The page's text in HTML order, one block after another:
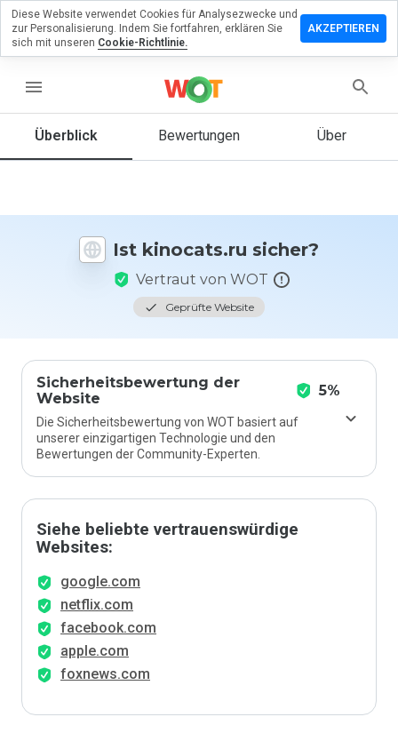
menu
Überblick Bewertungen Über
Ist kinocats.ru sicher?
Vertraut von WOT
Geprüfte Website
Sicherheitsbewertung der
Website
5%
Die Sicherheitsbewertung von WOT basiert auf
unserer einzigartigen Technologie und den
Bewertungen der Community-Experten.
Siehe beliebte vertrauenswürdige
Websites:
google.com
netflix.com
facebook.com
apple.com
foxnews.com
eine
würden
Diese Website verwendet Cookies für Analysezwecke und
zur Personalisierung. Indem Sie fortfahren, erklären Sie
sich mit unseren Cookie-Richtlinie.
AKZEPTIEREN